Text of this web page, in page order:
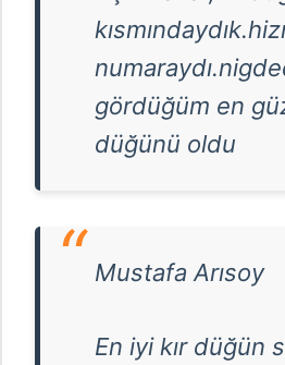
gördüğüm en
düğünü oldu
Mustafa Arısoy
En iyi kır düğün